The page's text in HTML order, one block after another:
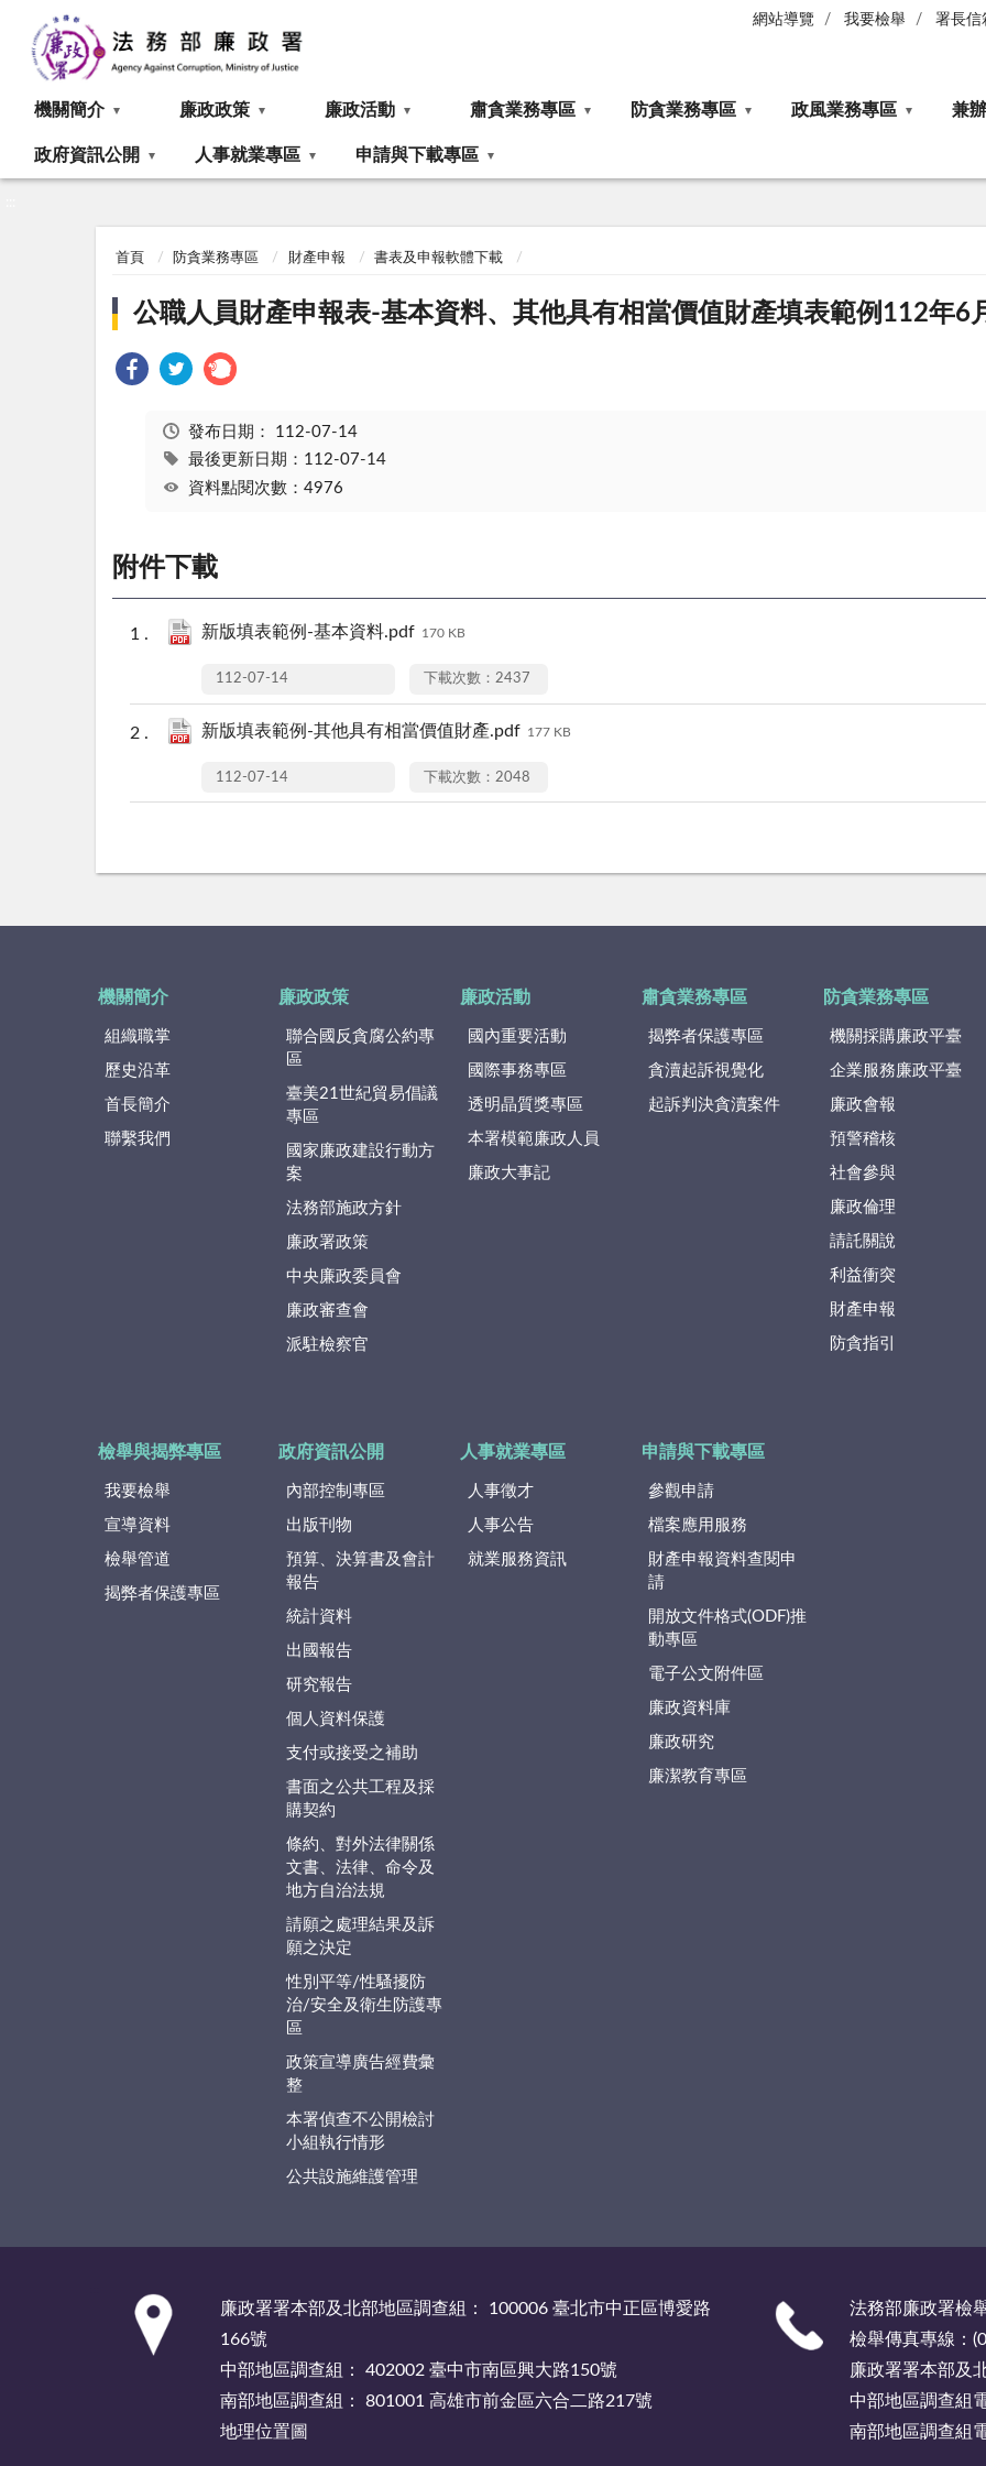
網站導覽 我要檢舉 署長信
機關簡介 廉政政策 廉政活動 肅貪業務專區 防貪業務專區 政風業務專區 兼
政府資訊公開 人事就業專區 申請與下載專區
首頁 防貪業務專區 財產申報 書表及申報軟體下載
公職人員財產申報表-基本資料、其他具有相當價值財產填表範例112年6
發布日期： 112-07-14
最後更新日期：112-07-14
資料點閱次數：4976
附件下載
新版填表範例-基本資料.pdf 170 KB
112-07-14 下載次數：2437
新版填表範例-其他具有相當價值財產.pdf 177 KB
112-07-14 下載次數：2048
機關簡介
組織職掌
歷史沿革
首長簡介
聯繫我們
廉政政策
聯合國反貪腐公約專
區
臺美21世紀貿易倡議
專區
國家廉政建設行動方
案
法務部施政方針
廉政署政策
中央廉政委員會
廉政審查會
派駐檢察官
廉政活動
國內重要活動
國際事務專區
透明晶質獎專區
本署模範廉政人員
廉政大事記
肅貪業務專區
揭弊者保護專區
貪瀆起訴視覺化
起訴判決貪瀆案件
防貪業務專區
機關採購廉政平臺
企業服務廉政平臺
廉政會報
預警稽核
社會參與
廉政倫理
請託關說
利益衝突
財產申報
防貪指引
檢舉與揭弊專區
我要檢舉
宣導資料
檢舉管道
揭弊者保護專區
政府資訊公開
內部控制專區
出版刊物
預算、決算書及會計
報告
統計資料
出國報告
研究報告
個人資料保護
支付或接受之補助
書面之公共工程及採
購契約
條約、對外法律關係
文書、法律、命令及
地方自治法規
請願之處理結果及訴
願之決定
性別平等/性騷擾防
治/安全及衛生防護專
區
政策宣導廣告經費彙
整
本署偵查不公開檢討
小組執行情形
公共設施維護管理
人事就業專區
人事徵才
人事公告
就業服務資訊
申請與下載專區
參觀申請
檔案應用服務
財產申報資料查閱申
請
開放文件格式(ODF)推
動專區
電子公文附件區
廉政資料庫
廉政研究
廉潔教育專區
廉政署署本部及北部地區調查組： 100006 臺北市中正區博愛路
166號
中部地區調查組： 402002 臺中市南區興大路150號
南部地區調查組： 801001 高雄市前金區六合二路217號
地理位置圖
法務部廉政署檢
檢舉傳真專線：
廉政署署本部及
中部地區調查組
南部地區調查組